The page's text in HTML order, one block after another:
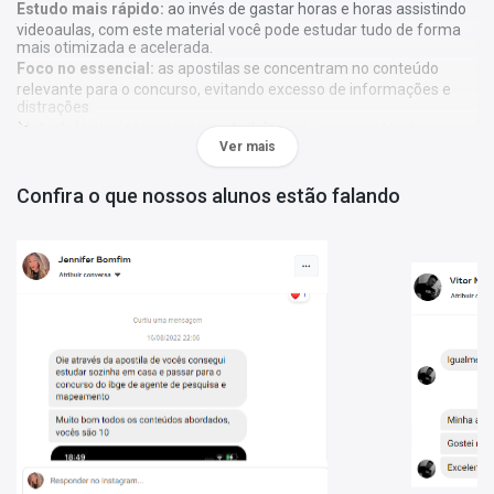
Estudo mais rápido: ao invés de gastar horas e horas assistindo
videoaulas, com este material você pode estudar tudo de forma
mais otimizada e acelerada.
Foco no essencial: as apostilas se concentram no conteúdo
relevante para o concurso, evitando excesso de informações e
distrações.
Metodologia única:
diversos recursos de aprendizagem que irão acelerar seu
aprendizado, gráficos, tabelas e destaques do que é mais
importante e conteúdo direto ao ponto.
SAMU (SMS)foi elaborada de acordo com o edital 01/2024, por
professores especializados em cada matéria e com larga
experiência em concursos.
O que você vai receber:
Apostila Digital com todo o conteúdo teórico necessário para sua
preparação;
Questões gabaritadas de acordo com o perfil da sua prova;
Tabelas, gráficos e outros recursos visuais para facilitar seu
aprendizado;
Bônus: curso online Básico para Concursos (abaixo mais
detalhes).
Ver mais
Confira o que nossos alunos estão falando